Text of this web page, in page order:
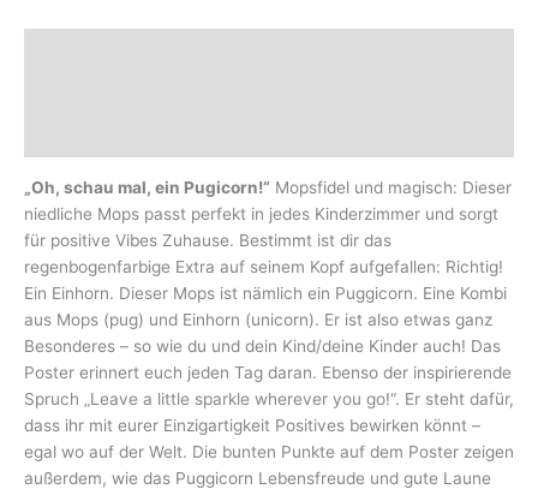
„Oh, schau mal, ein Pugicorn!“ Mopsfidel und magisch: Dieser
niedliche Mops passt perfekt in jedes Kinderzimmer und sorgt
für positive Vibes Zuhause. Bestimmt ist dir das
regenbogenfarbige Extra auf seinem Kopf aufgefallen: Richtig!
Ein Einhorn. Dieser Mops ist nämlich ein Puggicorn. Eine Kombi
aus Mops (pug) und Einhorn (unicorn). Er ist also etwas ganz
Besonderes – so wie du und dein Kind/deine Kinder auch! Das
Poster erinnert euch jeden Tag daran. Ebenso der inspirierende
Spruch „Leave a little sparkle wherever you go!“. Er steht dafür,
dass ihr mit eurer Einzigartigkeit Positives bewirken könnt –
egal wo auf der Welt. Die bunten Punkte auf dem Poster zeigen
außerdem, wie das Puggicorn Lebensfreude und gute Laune